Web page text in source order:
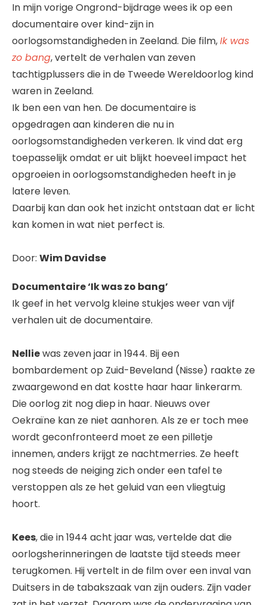
In mijn vorige Ongrond-bijdrage wees ik op een
documentaire over kind-zijn in
oorlogsomstandigheden in Zeeland. Die film,Ik was
zo bang, vertelt de verhalen van zeven
tachtigplussers die in de Tweede Wereldoorlog kind
waren in Zeeland.
Ik ben een van hen. De documentaire is
opgedragen aan kinderen die nu in
oorlogsomstandigheden verkeren. Ik vind dat erg
toepasselijk omdat er uit blijkt hoeveel impact het
opgroeien in oorlogsomstandigheden heeft in je
latere leven.
Daarbij kan dan ook het inzicht ontstaan dat er licht
kan komen in wat niet perfect is.
Door: Wim Davidse
Documentaire ‘Ik was zo bang’
Ik geef in het vervolg kleine stukjes weer van vijf
verhalen uit de documentaire.
Nelliewas zeven jaar in 1944. Bij een
bombardement op Zuid-Beveland (Nisse) raakte ze
zwaargewond en dat kostte haar haar linkerarm.
Die oorlog zit nog diep in haar. Nieuws over
Oekraïne kan ze niet aanhoren. Als ze er toch mee
wordt geconfronteerd moet ze een pilletje
innemen, anders krijgt ze nachtmerries. Ze heeft
nog steeds de neiging zich onder een tafel te
verstoppen als ze het geluid van een vliegtuig
hoort.
Kees, die in 1944 acht jaar was, vertelde dat die
oorlogsherinneringen de laatste tijd steeds meer
terugkomen. Hij vertelt in de film over een inval van
Duitsers in de tabakszaak van zijn ouders. Zijn vader